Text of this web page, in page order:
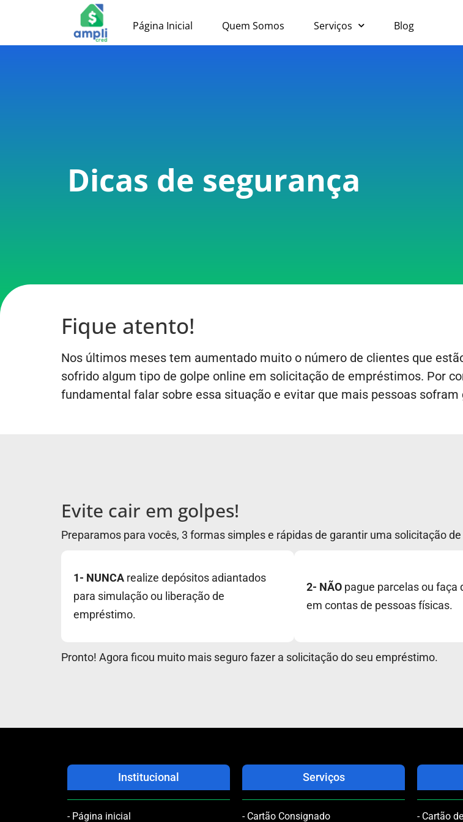
Página Inicial Quem Somos Serviços Blog
Dicas de segurança
Fique atento!
Nos últimos meses tem aumentado muito o número de clientes que
sofrido algum tipo de golpe online em solicitação de empréstimos. Por
fundamental falar sobre essa situação e evitar que mais pessoas sofram
Evite cair em golpes!
Preparamos para vocês, 3 formas simples e rápidas de garantir uma solicitação
1- NUNCA realize depósitos adiantados
para simulação ou liberação de
empréstimo.
2- NÃO pague parcelas ou faça
em contas de pessoas físicas.
Pronto! Agora ficou muito mais seguro fazer a solicitação do seu empréstimo.
Institucional
- Página inicial
Serviços
- Cartão Consignado - Cartão